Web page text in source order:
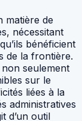
matière de
nécessitant
bénéficient
de la frontière.
seulement
sur le
liées à la
administratives
d’un outil